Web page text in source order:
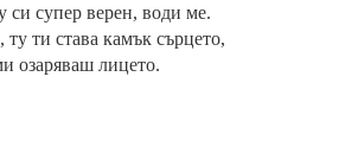
си супер верен, води ме.
ти става камък сърцето,
озаряваш лицето.